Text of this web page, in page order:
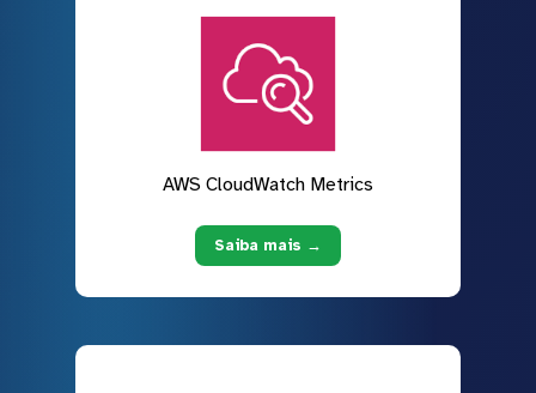
AWS CloudWatch Metrics
Saiba mais →